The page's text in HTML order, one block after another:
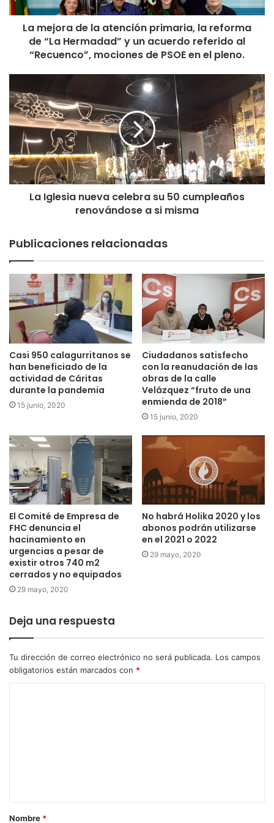
La mejora de la atención primaria, la reforma
de “La Hermadad” y un acuerdo referido al
“Recuenco”, mociones de PSOE en el pleno.
La Iglesia nueva celebra su 50 cumpleaños
renovándose a si misma
Publicaciones relacionadas
Casi 950 calagurritanos se
han beneficiado de la
actividad de Cáritas
durante la pandemia
15 junio, 2020
Ciudadanos satisfecho
con la reanudación de las
obras de la calle
Velázquez “fruto de una
enmienda de 2018”
15 junio, 2020
El Comité de Empresa de
FHC denuncia el
hacinamiento en
urgencias a pesar de
existir otros 740 m2
cerrados y no equipados
29 mayo, 2020
No habrá Holika 2020 y los
abonos podrán utilizarse
en el 2021 o 2022
29 mayo, 2020
Deja una respuesta
Tu dirección de correo electrónico no será publicada. Los campos
obligatorios están marcados con *
Nombre *